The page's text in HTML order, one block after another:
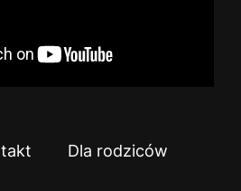
Dla rodziców